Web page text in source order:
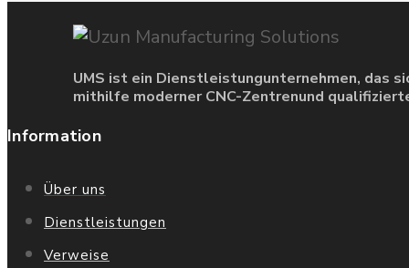
UMS ist ein Dienstleistungunternehmen, das
mithilfe moderner CNC-Zentrenund
Information
Über uns
Dienstleistungen
Verweise